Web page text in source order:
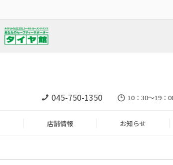
045-750-1350 10：30～19：
店舗情報 お知らせ